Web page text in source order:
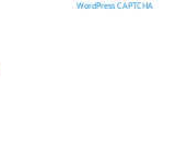
WordPress CAPTCHA